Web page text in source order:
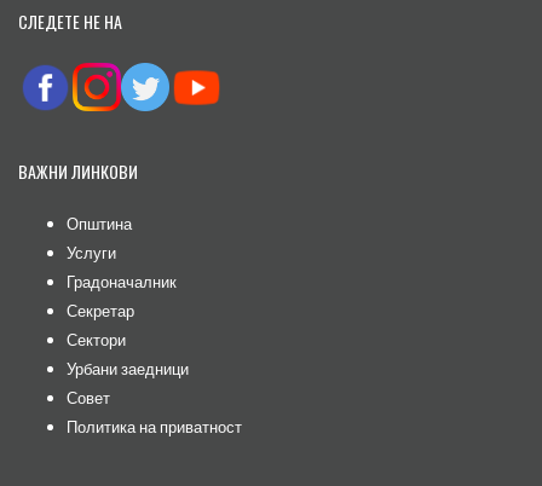
СЛЕДЕТЕ НЕ НА
ВАЖНИ ЛИНКОВИ
Општина
Услуги
Градоначалник
Секретар
Сектори
Урбани заедници
Совет
Политика на приватност